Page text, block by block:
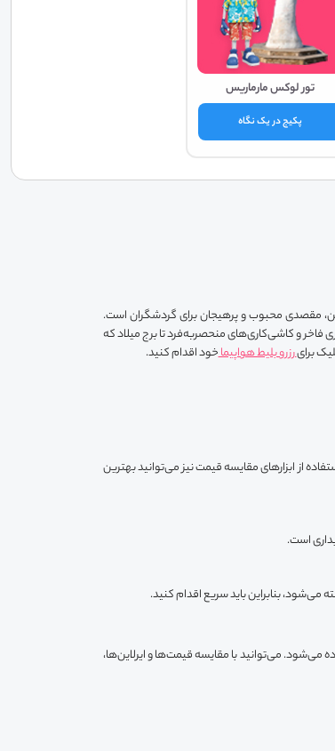
تور لوکس مارماریس
پکیج در یک نگاه
مقصدی محبوب و پرهیجان برای گردشگران است.
فاخر و کاشی‌کاری‌های منحصربه‌فرد تا برج میلاد که
برایرزرو بلیط هواپیماخود اقدام کنید.
از ابزارهای مقایسه قیمت نیز می‌توانید بهترین
است.
بنابراین باید سریع اقدام کنید.
می‌شود. می‌توانید با مقایسه قیمت‌ها و ایرلاین‌ها،